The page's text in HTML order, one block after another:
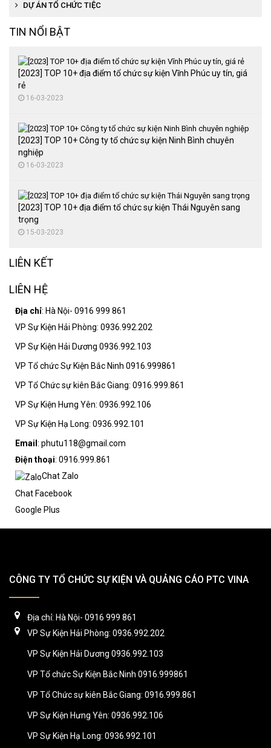
DỰ ÁN TỔ CHỨC TIỆC
TIN NỔI BẬT
[2023] TOP 10+ địa điểm tổ chức sự kiện Vĩnh Phúc uy tín, giá
rẻ
16-03-2023
[2023] TOP 10+ Công ty tổ chức sự kiện Ninh Bình chuyên
nghiệp
16-03-2023
[2023] TOP 10+ địa điểm tổ chức sự kiện Thái Nguyên sang
trọng
15-03-2023
LIÊN KẾT
LIÊN HỆ
Địa chỉ: Hà Nội- 0916 999 861
VP Sự Kiện Hải Phòng: 0936.992.202
VP Sự Kiện Hải Dương 0936.992.103
VP Tổ chức Sự Kiện Bắc Ninh 0916.999861
VP Tổ Chức sự kiên Bắc Giang: 0916.999.861
VP Sự Kiện Hưng Yên: 0936.992.106
VP Sự Kiện Hạ Long: 0936.992.101
Email : phutu118@gmail.com
Điện thoại: 0916.999.861
Chat Zalo
Chat Facebook
Google Plus
CÔNG TY TỔ CHỨC SỰ KIỆN VÀ QUẢNG CÁO PTC VINA
Địa chỉ: Hà Nội- 0916 999 861
VP Sự Kiện Hải Phòng: 0936.992.202
VP Sự Kiện Hải Dương 0936.992.103
VP Tổ chức Sự Kiện Bắc Ninh 0916.999861
VP Tổ Chức sự kiên Bắc Giang: 0916.999.861
VP Sự Kiện Hưng Yên: 0936.992.106
VP Sự Kiện Hạ Long: 0936.992.101